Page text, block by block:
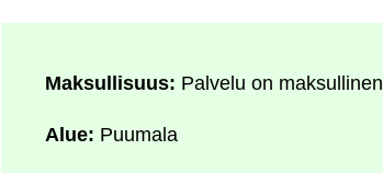
Maksullisuus: Palvelu on maksullinen
Alue: Puumala